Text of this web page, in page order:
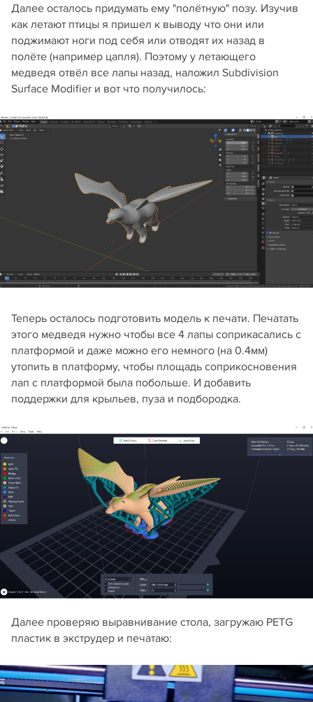
Далее осталось придумать ему "полётную" позу. Изучив
как летают птицы я пришел к выводу что они или
поджимают ноги под себя или отводят их назад в
полёте (например цапля). Поэтому у летающего
медведя отвёл все лапы назад, наложил Subdivision
Surface Modifier и вот что получилось:
Теперь осталось подготовить модель к печати. Печатать
этого медведя нужно чтобы все 4 лапы соприкасались с
платформой и даже можно его немного (на 0.4мм)
утопить в платформу, чтобы площадь соприкосновения
лап с платформой была побольше. И добавить
поддержки для крыльев, пуза и подбородка.
Далее проверяю выравнивание стола, загружаю PETG
пластик в экструдер и печатаю: